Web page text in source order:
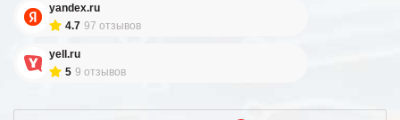
yandex.ru
4.7 97 отзывов
yell.ru
5 9 отзывов